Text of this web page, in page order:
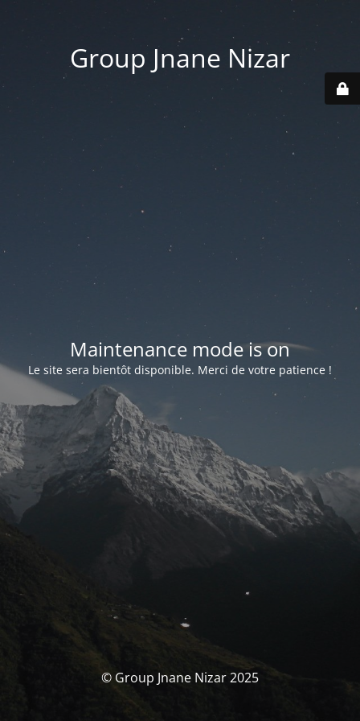
Group Jnane Nizar
Maintenance mode is on
Le site sera bientôt disponible. Merci de votre patience !
© Group Jnane Nizar 2025